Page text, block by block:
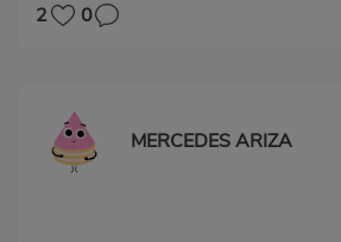
2 0
MERCEDES ARIZA